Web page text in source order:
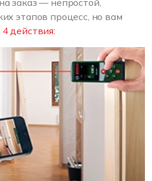
заказ — непростой,
этапов процесс, но вам
4 действия: